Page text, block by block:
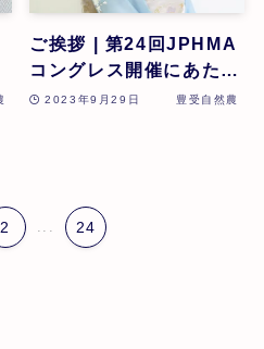
ご挨拶 | 第24回JPHMA
コングレス開催にあたっ
て 由井寅子名誉会長 |
2023年9月29日 豊受自然農
2 24